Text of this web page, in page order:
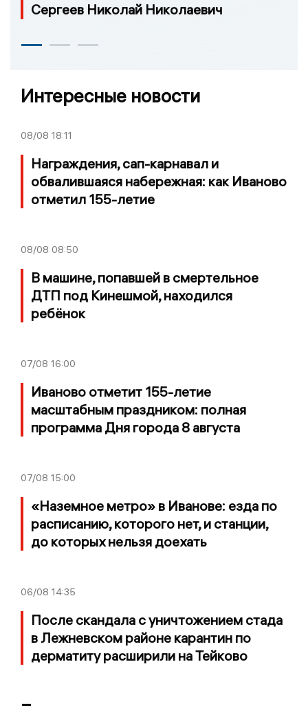
Сергеев Николай Николаевич
Интересные новости
08/08 18:11
Награждения, сап-карнавал и
обвалившаяся набережная: как Иваново
отметил 155-летие
08/08 08:50
В машине, попавшей в смертельное
ДТП под Кинешмой, находился
ребёнок
07/08 16:00
Иваново отметит 155-летие
масштабным праздником: полная
программа Дня города 8 августа
07/08 15:00
«Наземное метро» в Иванове: езда по
расписанию, которого нет, и станции,
до которых нельзя доехать
06/08 14:35
После скандала с уничтожением стада
в Лежневском районе карантин по
дерматиту расширили на Тейково